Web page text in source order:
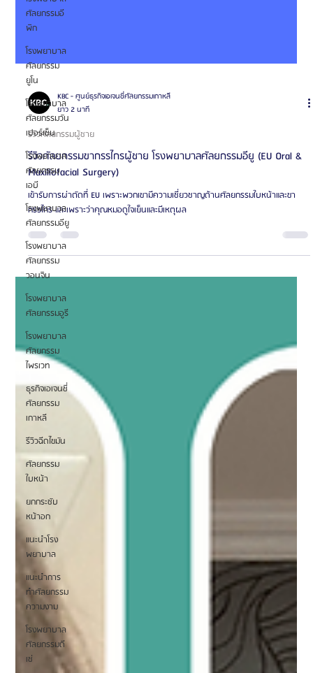
ศัลยกรรมอี
พิก
โรงพยาบาล
ศัลยกรรม
ยูโน
โรงพยาบาล
ศัลยกรรมวัน
เปอร์เซ็น
โรงพยาบาล
ศัลยกรรม
เอบี
โรงพยาบาล
ศัลยกรรมอียู
โรงพยาบาล
ศัลยกรรม
วอนจิน
โรงพยาบาล
ศัลยกรรมอูรี
โรงพยาบาล
ศัลยกรรม
ไพรเวท
ธุรกิจเอเจนซี่
ศัลยกรรม
เกาหลี
รีวิวฉีดไขมัน
ศัลยกรรม
ใบหน้า
ยกกระชับ
หน้าอก
แนะนำโรง
พยาบาล
แนะนำการ
ทำศัลยกรรม
ความงาม
โรงพยาบาล
ศัลยกรรมดี
เซ่
KBC - ศูนย์ธุรกิจเอเจนซี่ศัลยกรรมเกาหลี
ยาว 2 นาที
รีวิวศัลยกรรมผู้ชาย
รีวิวศัลยกรรมขากรรไกรผู้ชาย โรงพยาบาลศัลยกรรมอียู (EU Oral &
เข้ารับการผ่าตัดที่ EU เพราะพวกเขามีความเชี่ยวชาญด้านศัลยกรรมใบหน้าและขา
กรรไกร และเพราะว่าคุณหมอดูใจเย็นและมีเหตุผล